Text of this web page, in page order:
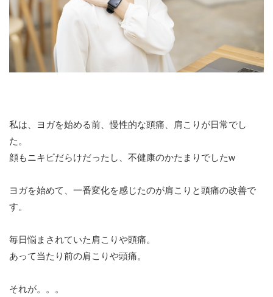
私は、ヨガを始める前、慢性的な頭痛、肩こりが日常でし
た。
顔もニキビだらけだったし、不健康のかたまりでしたw
ヨガを始めて、一番変化を感じたのが肩こりと頭痛の改善で
す。
毎日悩まされていた肩こりや頭痛。
あって当たり前の肩こりや頭痛。
それが。。。